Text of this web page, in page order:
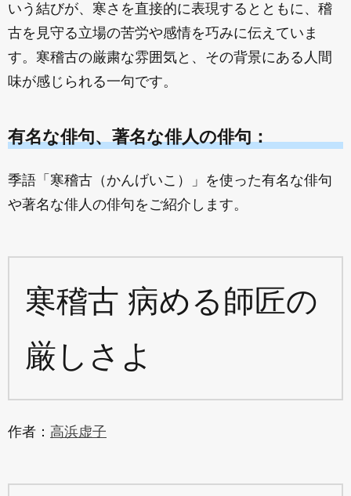
いう結びが、寒さを直接的に表現するとともに、稽
古を見守る立場の苦労や感情を巧みに伝えていま
す。寒稽古の厳粛な雰囲気と、その背景にある人間
味が感じられる一句です。
有名な俳句、著名な俳人の俳句：
季語「寒稽古（かんげいこ）」を使った有名な俳句
や著名な俳人の俳句をご紹介します。
寒稽古 病める師匠の
厳しさよ
作者： 高浜虚子